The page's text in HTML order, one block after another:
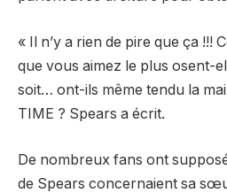
« Il n’y a rien de pire que ça !!!
que vous aimez le plus osent-
soit… ont-ils même tendu la
TIME ? Spears a écrit.
De nombreux fans ont
de Spears concernaient sa